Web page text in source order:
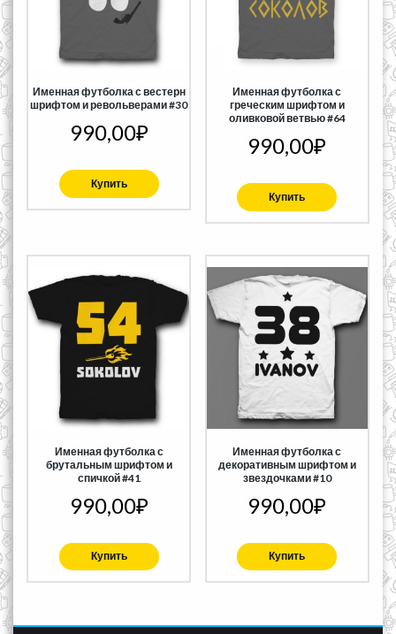
Именная футболка с вестерн
шрифтом и револьверами #30
990,00₽
Купить
Именная футболка с
греческим шрифтом и
оливковой ветвью #64
990,00₽
Купить
Именная футболка с
брутальным шрифтом и
спичкой #41
990,00₽
Купить
Именная футболка с
декоративным шрифтом и
звездочками #10
990,00₽
Купить